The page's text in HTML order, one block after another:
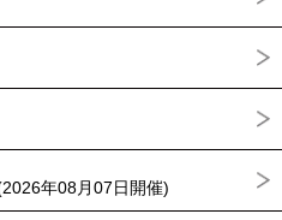
年08月07日開催)